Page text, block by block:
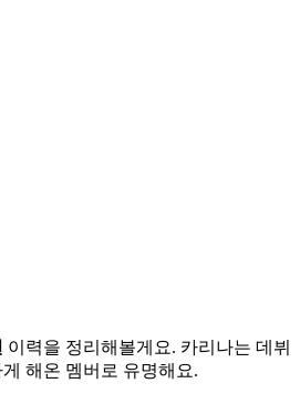
이력을 정리해볼게요. 카리나는 데뷔
해온 멤버로 유명해요.